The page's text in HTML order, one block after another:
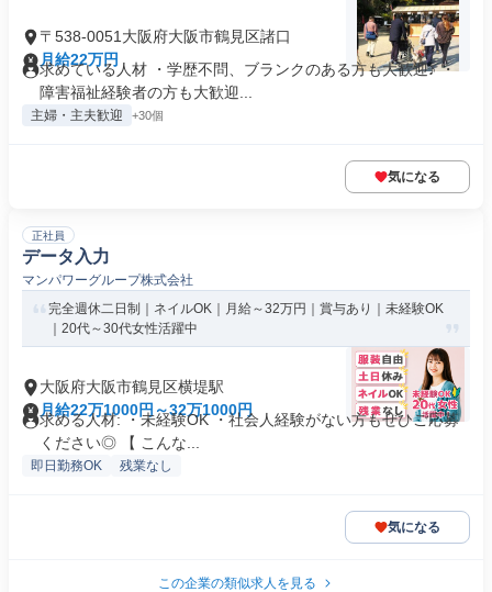
〒538-0051大阪府大阪市鶴見区諸口
月給22万円
求めている人材 ・学歴不問、ブランクのある方も大歓迎♪ ・
障害福祉経験者の方も大歓迎...
主婦・主夫歓迎 +30個
気になる
正社員
データ入力
マンパワーグループ株式会社
完全週休二日制｜ネイルOK｜月給～32万円｜賞与あり｜未経験OK
｜20代～30代女性活躍中
大阪府大阪市鶴見区横堤駅
月給22万1000円～32万1000円
求める人材: ・未経験OK ・社会人経験がない方もぜひご応募
ください◎ 【 こんな...
即日勤務OK 残業なし
気になる
この企業の類似求人を見る